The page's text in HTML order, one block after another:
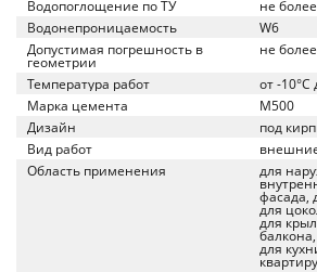
Водопоглощение по ТУ
не
Водонепроницаемость
W6
Допустимая погрешность в
геометрии
не
Температура работ
от -10°C
Марка цемента
M500
Дизайн
под
Вид работ
Область применения
для
фасада,
для
для
для